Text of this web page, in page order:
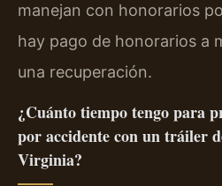
manejan con honorarios
hay pago de honorarios a
una recuperación.
¿Cuánto tiempo tengo para
por accidente con un tráiler
Virginia?